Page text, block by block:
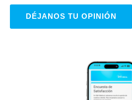
DÉJANOS TU OPINIÓN